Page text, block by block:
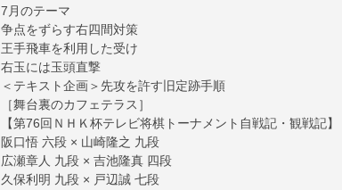
7月のテーマ
争点をずらす右四間対策
王手飛車を利用した受け
右玉には玉頭直撃
＜テキスト企画＞先攻を許す旧定跡手順
［舞台裏のカフェテラス］
【第76回ＮＨＫ杯テレビ将棋トーナメント自戦記・観戦記】
阪口悟 六段 × 山崎隆之 九段
広瀬章人 九段 × 吉池隆真 四段
久保利明 九段 × 戸辺誠 七段